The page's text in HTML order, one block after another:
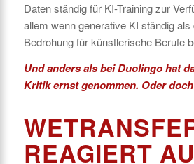
Daten ständig für KI-Training zur
allem wenn generative KI ständig als
Bedrohung für künstlerische Berufe
Und anders als beiDuolingohat
Kritik ernst genommen. Oder
REAGIERT